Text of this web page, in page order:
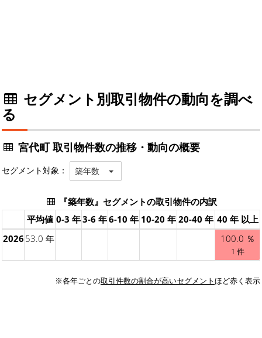
セグメント別取引物件の動向を調べ
る
宮代町 取引物件数の推移・動向の概要
セグメント対象： 築年数
『築年数』セグメントの取引物件の内訳
平均値 0-3 年3-6 年6-10 年 10-20 年 20-40 年 40 年 以上
2026 53.0 年 100.0 ％
1 件
※各年ごとの取引件数の割合が高いセグメントほど赤く表示